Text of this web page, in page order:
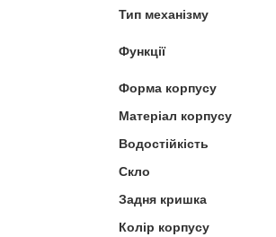
Тип механізму
Функції
Форма корпусу
Матеріал корпусу
Водостійкість
Скло
Задня кришка
Колір корпусу